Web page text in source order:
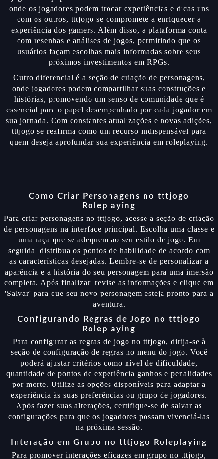
onde os jogadores podem trocar experiências e dicas uns
com os outros, tttjogo se compromete a enriquecer a
experiência dos gamers. Além disso, a plataforma conta
com resenhas e análises de jogos, permitindo que os
usuários façam escolhas mais informadas sobre seus
próximos investimentos em RPGs.
Outro diferencial é a seção de criação de personagens,
onde jogadores podem compartilhar suas construções e
histórias, promovendo um senso de comunidade que é
essencial para o papel desempenhado por cada jogador em
sua jornada. Com constantes atualizações e novas adições,
tttjogo se reafirma como um recurso indispensável para
quem deseja aprofundar sua experiência em roleplaying.
Como Criar Personagens no tttjogo
Roleplaying
Para criar personagens no tttjogo, acesse a seção de criação
de personagens na interface principal. Escolha uma classe e
uma raça que se adequem ao seu estilo de jogo. Em
seguida, distribua os pontos de habilidade de acordo com
as características desejadas. Lembre-se de personalizar a
aparência e a história do seu personagem para uma imersão
completa. Após finalizar, revise as informações e clique em
'Salvar' para que seu novo personagem esteja pronto para a
aventura.
Configurando Regras de Jogo no tttjogo
Roleplaying
Para configurar as regras de jogo no tttjogo, dirija-se à
seção de configuração de regras no menu do jogo. Você
poderá ajustar critérios como nível de dificuldade,
quantidade de pontos de experiência ganhos e penalidades
por morte. Utilize as opções disponíveis para adaptar a
experiência às suas preferências ou grupo de jogadores.
Após fazer suas alterações, certifique-se de salvar as
configurações para que os jogadores possam vivenciá-las
na próxima sessão.
Interação em Grupo no tttjogo Roleplaying
Para promover interações eficazes em grupo no tttjogo,